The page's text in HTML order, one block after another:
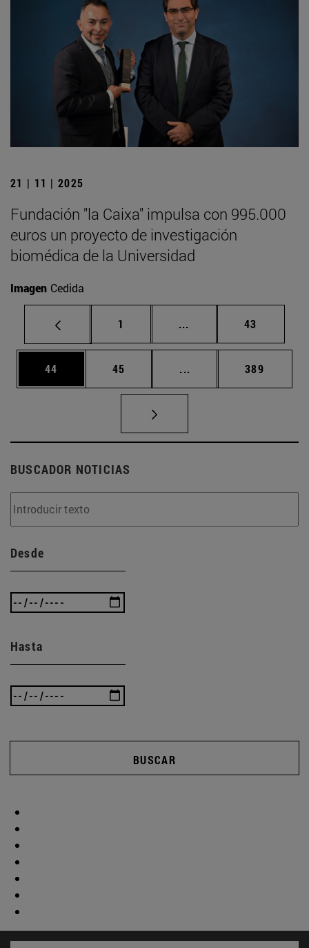
21 | 11 | 2025
Fundación "la Caixa" impulsa con 995.000
euros un proyecto de investigación
biomédica de la Universidad
Imagen Cedida
Página
1 ... Páginas intermedias
Página
43
Página
44 Página
45 ... Páginas intermedias
Página
389
BUSCADOR NOTICIAS
Desde
Hasta
BUSCAR